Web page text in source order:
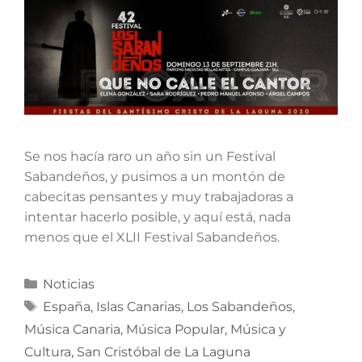
Se nos hacía raro un año sin un Festival
Sabandeños, y pusimos a un montón de
cabecitas pensantes y muy trabajadoras a
intentar hacerlo posible, y aquí está, nada
menos que el XLII Festival Sabandeños.
Noticias
España, Islas Canarias, Los Sabandeños,
Música Canaria, Música Popular, Música y
Cultura, San Cristóbal de La Laguna